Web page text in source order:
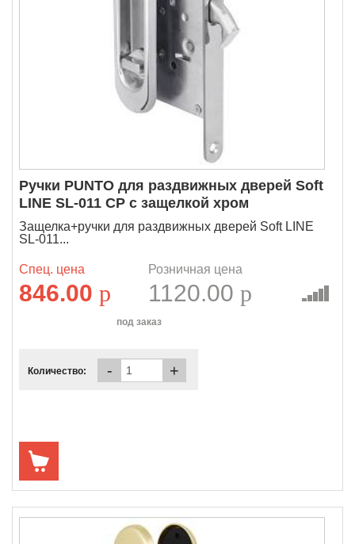
Ручки PUNTO для раздвижных дверей Soft
LINE SL-011 CP с защелкой хром
Защелка+ручки для раздвижных дверей Soft LINE
SL-011...
Спец. цена
846.00 p
Розничная цена
1120.00 p
под заказ
Количество: - +